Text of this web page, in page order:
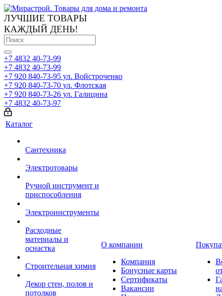
ЛУЧШИЕ ТОВАРЫ
КАЖДЫЙ ДЕНЬ!
+7 4832 40-73-99
+7 4832 40-73-99
+7 920 840-73-95 ул. Войстроченко
+7 920 840-73-70 ул. Флотская
+7 920 840-73-26 ул. Галицина
+7 4832 40-73-97
Каталог
Сантехника
Электротовары
Ручной инструмент и
приспособления
Электроинструменты
Расходные
материалы и
оснастка
Строительная химия
Декор стен, полов и
потолков
О компании
Компания
Бонусные карты
Сертификаты
Вакансии